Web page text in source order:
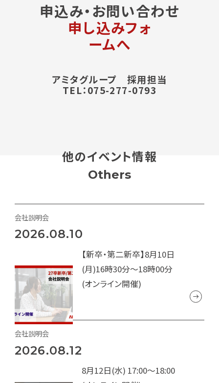
申込み・お問い合わせ
申し込みフォ
ームへ
アミタグループ 採用担当
TEL：075-277-0793
他のイベント情報
Others
2026.08.10
【新卒・第二新卒】8月10日
(月)16時30分～18時00分
(オンライン開催)
会社説明会
2026.08.12
8月12日(水) 17:00～18:00
会社説明会